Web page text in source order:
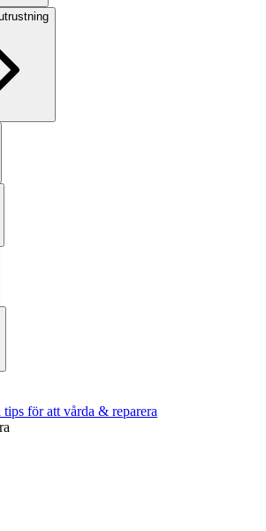
tips för att vårda & reparera